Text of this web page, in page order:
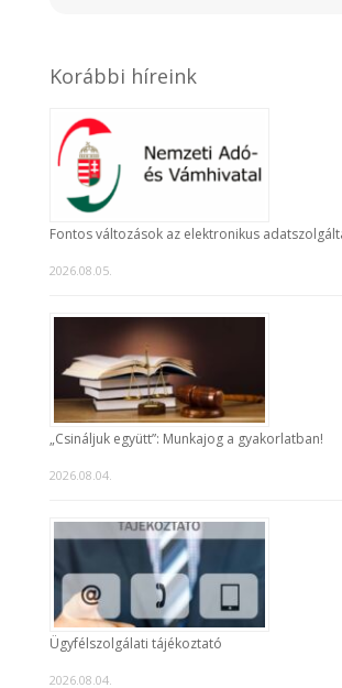
Korábbi híreink
Fontos változások az elektronikus
2026.08.05.
„Csináljuk együtt”: Munkajog a gyakorlatban!
2026.08.04.
Ügyfélszolgálati tájékoztató
2026.08.04.